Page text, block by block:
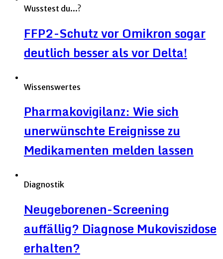
Wusstest du...?
FFP2-Schutz vor Omikron sogar
deutlich besser als vor Delta!
Wissenswertes
Pharmakovigilanz: Wie sich
unerwünschte Ereignisse zu
Medikamenten melden lassen
Diagnostik
Neugeborenen-Screening
auffällig? Diagnose Mukoviszidose
erhalten?